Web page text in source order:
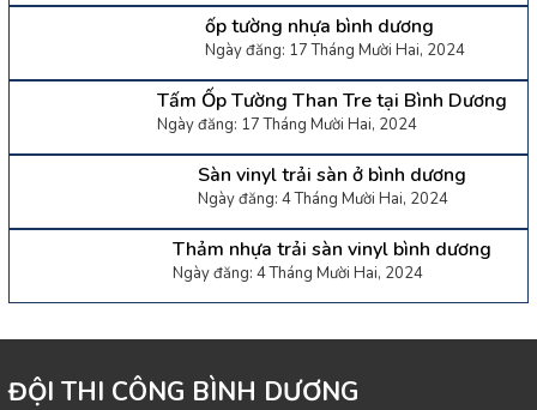
ốp tường nhựa bình dương
Ngày đăng: 17 Tháng Mười Hai, 2024
Tấm Ốp Tường Than Tre tại Bình Dương
Ngày đăng: 17 Tháng Mười Hai, 2024
Sàn vinyl trải sàn ở bình dương
Ngày đăng: 4 Tháng Mười Hai, 2024
Thảm nhựa trải sàn vinyl bình dương
Ngày đăng: 4 Tháng Mười Hai, 2024
ĐỘI THI CÔNG BÌNH DƯƠNG